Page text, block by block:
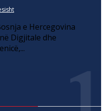
e Hercegovina
Digjitale dhe